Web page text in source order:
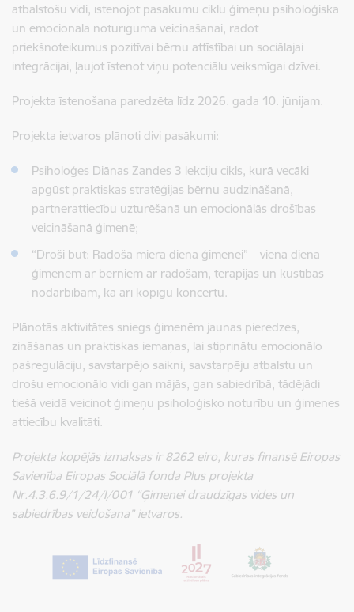
atbalstošu vidi, īstenojot pasākumu ciklu ģimeņu psiholoģiskā
un emocionālā noturīguma veicināšanai, radot
priekšnoteikumus pozitīvai bērnu attīstībai un sociālajai
integrācijai, ļaujot īstenot viņu potenciālu veiksmīgai dzīvei.
Projekta īstenošana paredzēta līdz 2026. gada 10. jūnijam.
Projekta ietvaros plānoti divi pasākumi:
Psiholoģes Diānas Zandes 3 lekciju cikls, kurā vecāki
apgūst praktiskas stratēģijas bērnu audzināšanā,
partnerattiecību uzturēšanā un emocionālās drošības
veicināšanā ģimenē;
“Droši būt: Radoša miera diena ģimenei” – viena diena
ģimenēm ar bērniem ar radošām, terapijas un kustības
nodarbībām, kā arī kopīgu koncertu.
Plānotās aktivitātes sniegs ģimenēm jaunas pieredzes,
zināšanas un praktiskas iemaņas, lai stiprinātu emocionālo
pašregulāciju, savstarpējo saikni, savstarpēju atbalstu un
drošu emocionālo vidi gan mājās, gan sabiedrībā, tādējādi
tiešā veidā veicinot ģimeņu psiholoģisko noturību un ģimenes
attiecību kvalitāti.
Projekta kopējās izmaksas ir 8262 eiro, kuras finansē Eiropas
Savienība Eiropas Sociālā fonda Plus projekta
Nr.4.3.6.9/1/24/I/001 “Ģimenei draudzīgas vides un
sabiedrības veidošana” ietvaros.